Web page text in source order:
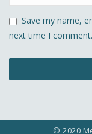
Save my name,
next time I comment.
© 2020